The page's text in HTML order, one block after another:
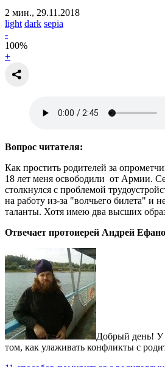
2 мин., 29.11.2018
light dark sepia
-
100%
+
Вопрос читателя:
Как простить родителей за
18 лет меня освободили от Армии.
столкнулся с проблемой
на работу из-за "волчьего билета" и
таланты. Хотя имею два высших
Отвечает протоиерей Андрей
Добрый день! У
том, как улаживать конфликты с